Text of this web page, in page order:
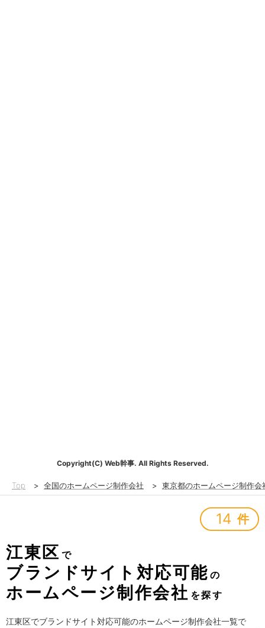
Copyright(C) Web幹事. All Rights Reserved.
Top > 全国のホームページ制作会社 > 東京都のホームページ制作会
14 件
江東区 で
ブランドサイト対応可能 の
ホームページ制作会社 を探す
江東区でブランドサイト対応可能のホームページ制作会社一覧で